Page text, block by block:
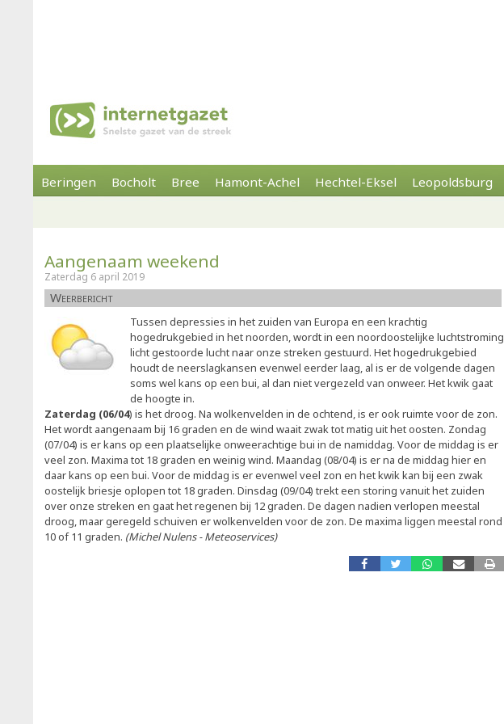
Beringen Bocholt Bree Hamont-Achel Hechtel-Eksel Leopoldsburg
Aangenaam weekend
Zaterdag 6 april 2019
Weerbericht
Tussen depressies in het zuiden van Europa en een krachtig
hogedrukgebied in het noorden, wordt in een noordoostelijke luchtstroming
licht gestoorde lucht naar onze streken gestuurd. Het hogedrukgebied
houdt de neerslagkansen evenwel eerder laag, al is er de volgende dagen
soms wel kans op een bui, al dan niet vergezeld van onweer. Het kwik gaat
de hoogte in.
Zaterdag (06/04) is het droog. Na wolkenvelden in de ochtend, is er ook ruimte voor de zon.
Het wordt aangenaam bij 16 graden en de wind waait zwak tot matig uit het oosten. Zondag
(07/04) is er kans op een plaatselijke onweerachtige bui in de namiddag. Voor de middag is er
veel zon. Maxima tot 18 graden en weinig wind. Maandag (08/04) is er na de middag hier en
daar kans op een bui. Voor de middag is er evenwel veel zon en het kwik kan bij een zwak
oostelijk briesje oplopen tot 18 graden. Dinsdag (09/04) trekt een storing vanuit het zuiden
over onze streken en gaat het regenen bij 12 graden. De dagen nadien verlopen meestal
droog, maar geregeld schuiven er wolkenvelden voor de zon. De maxima liggen meestal rond
10 of 11 graden. (Michel Nulens - Meteoservices)